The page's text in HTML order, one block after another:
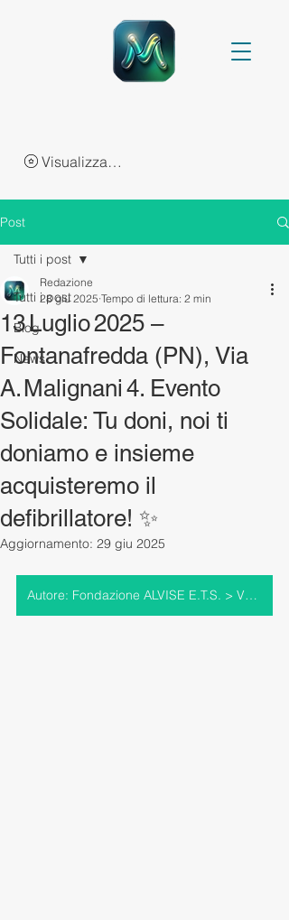
Visualizza punti
Post
Tutti i post
Blog
News
Tutti i post
13 Luglio 2025 –
Fontanafredda (PN), Via
A. Malignani 4. Evento
Solidale: Tu doni, noi ti
doniamo e insieme
acquisteremo il
defibrillatore! ✨
Redazione
28 giu 2025 Tempo di lettura: 2 min
Aggiornamento: 29 giu 2025
Autore: Fondazione ALVISE E.T.S. > Vai al profilo